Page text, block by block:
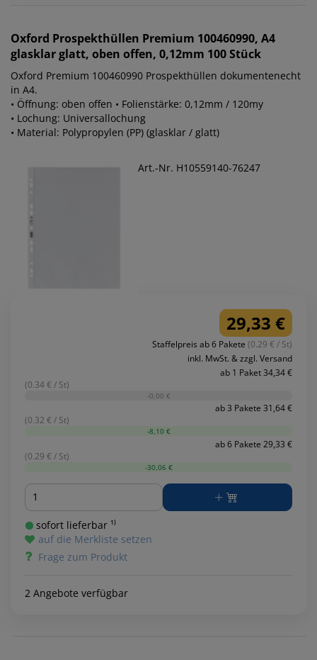
Oxford Prospekthüllen Premium 100460990, A4
glasklar glatt, oben offen, 0,12mm 100 Stück
Oxford Premium 100460990 Prospekthüllen dokumentenecht
in A4.
• Öffnung: oben offen • Folienstärke: 0,12mm / 120my
• Lochung: Universallochung
• Material: Polypropylen (PP) (glasklar / glatt)
Art.-Nr. H10559140-76247
29,33 €
Staffelpreis ab 6 Pakete (0.29 € / St)
inkl. MwSt. & zzgl. Versand
ab 1 Paket 34,34 €
(0.34 € / St)
-0,00 €
ab 3 Pakete 31,64 €
(0.32 € / St)
-8,10 €
ab 6 Pakete 29,33 €
(0.29 € / St)
-30,06 €
Menge
sofort lieferbar ¹⁾
auf die Merkliste setzen
Frage zum Produkt
2 Angebote verfügbar